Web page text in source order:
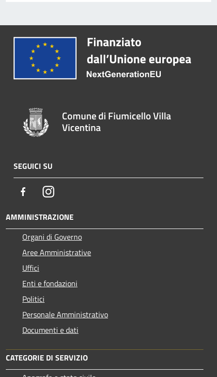
Comune di Fiumicello Villa
Vicentina
SEGUICI SU
FacebookInstagram
AMMINISTRAZIONE
Organi di Governo
Aree Amministrative
Uffici
Enti e fondazioni
Politici
Personale Amministrativo
Documenti e dati
CATEGORIE DI SERVIZIO